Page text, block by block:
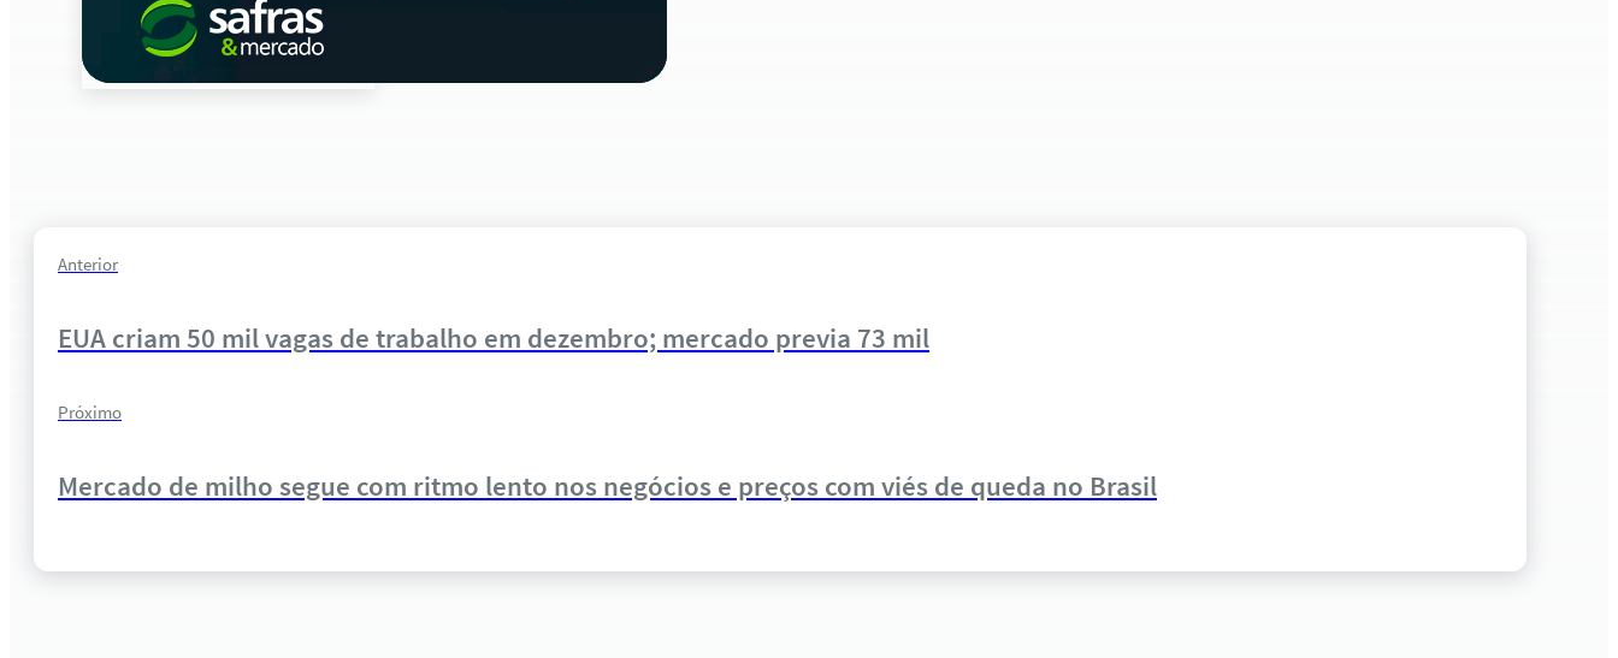
Anterior
EUA criam 50 mil vagas de trabalho em dezembro; mercado previa 73 mil
Próximo
Mercado de milho segue com ritmo lento nos negócios e preços com viés de queda no Brasil